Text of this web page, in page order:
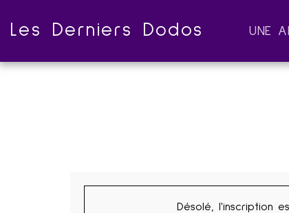
Les Derniers Dodos UNE
Désolé, l'inscription